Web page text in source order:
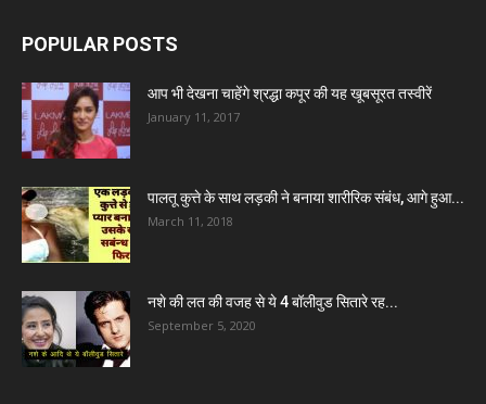
POPULAR POSTS
आप भी देखना चाहेंगे श्रद्धा कपूर की यह खूबसूरत तस्वीरें
January 11, 2017
पालतू कुत्ते के साथ लड़की ने बनाया शारीरिक संबंध, आगे हुआ...
March 11, 2018
नशे की लत की वजह से ये 4 बॉलीवुड सितारे रह...
September 5, 2020